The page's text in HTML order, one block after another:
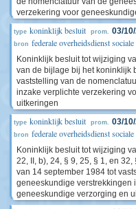
verzekering voor
type koninklijk besluit prom. 03/
bron federale overheidsdienst
Koninklijk besluit tot wijziging
van de bijlage bij het koninklijk
vaststelling van de
inzake verplichte verzekering
uitkeringen
type koninklijk besluit prom. 03/
bron federale overheidsdienst
Koninklijk besluit tot wijziging
22, II, b), 24, § 9, 25, § 1, en
van 14 september 1984 tot
geneeskundige verstrekkingen
geneeskundige verzorging en